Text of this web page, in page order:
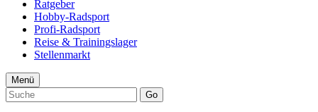
Ratgeber
Hobby-Radsport
Profi-Radsport
Reise & Trainingslager
Stellenmarkt
Menü
Go